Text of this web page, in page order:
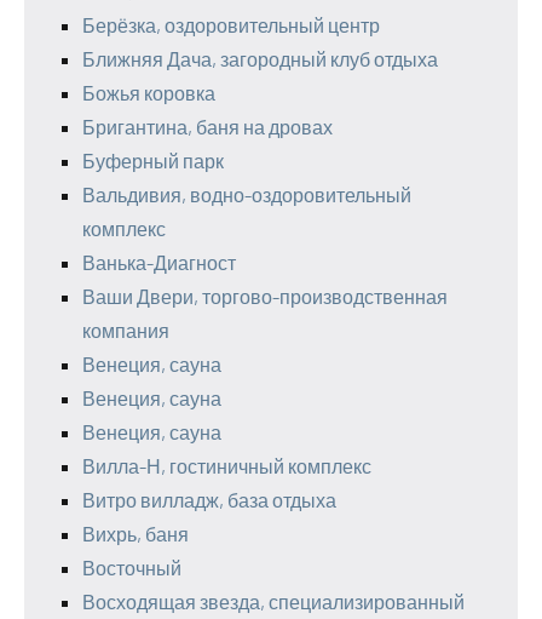
Берёзка, оздоровительный центр
Ближняя Дача, загородный клуб отдыха
Божья коровка
Бригантина, баня на дровах
Буферный парк
Вальдивия, водно-оздоровительный
комплекс
Ванька-Диагност
Ваши Двери, торгово-производственная
компания
Венеция, сауна
Венеция, сауна
Венеция, сауна
Вилла-Н, гостиничный комплекс
Витро вилладж, база отдыха
Вихрь, баня
Восточный
Восходящая звезда, специализированный